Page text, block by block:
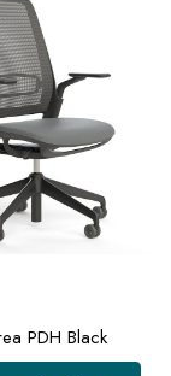
PDH Black